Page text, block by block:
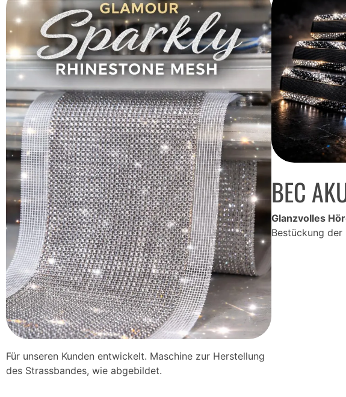
Für unseren Kunden entwickelt. Maschine zur Herstellung
des Strassbandes, wie abgebildet.
BEC
Glanzvolles
Bestückung